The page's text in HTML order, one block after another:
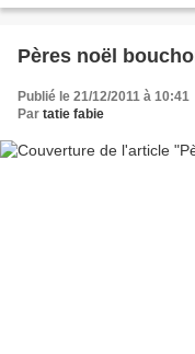
Pères noël
Publié le 21/12/2011 à 10:41
Par tatie fabie